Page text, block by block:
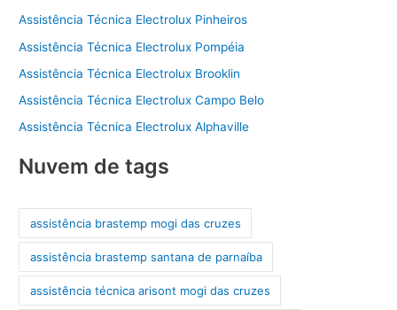
Assistência Técnica Electrolux Pinheiros
Assistência Técnica Electrolux Pompéia
Assistência Técnica Electrolux Brooklin
Assistência Técnica Electrolux Campo Belo
Assistência Técnica Electrolux Alphaville
Nuvem de tags
assistência brastemp mogi das cruzes
assistência brastemp santana de parnaíba
assistência técnica arisont mogi das cruzes